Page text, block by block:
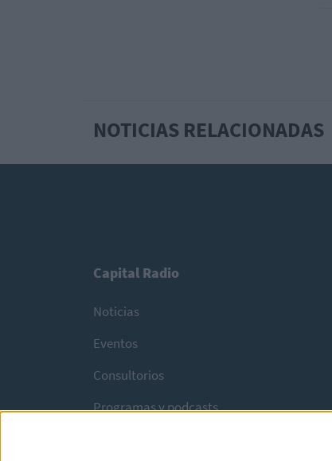
NOTICIAS RELACIONADAS
Capital Radio
Noticias
Eventos
Consultorios
Programas y podcasts